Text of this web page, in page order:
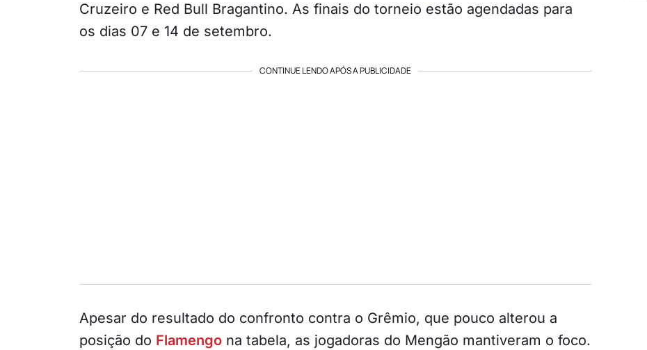
Cruzeiro e Red Bull Bragantino. As finais do torneio estão agendadas para
os dias 07 e 14 de setembro.
CONTINUE LENDO APÓS A PUBLICIDADE
Apesar do resultado do confronto contra o Grêmio, que pouco alterou a
posição do Flamengo na tabela, as jogadoras do Mengão mantiveram o foco.